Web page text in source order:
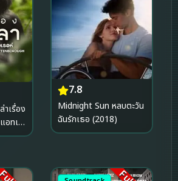
อทเท
ด
7.8
Midnight Sun หลบตะวัน
ฉันรักเธอ (2018)